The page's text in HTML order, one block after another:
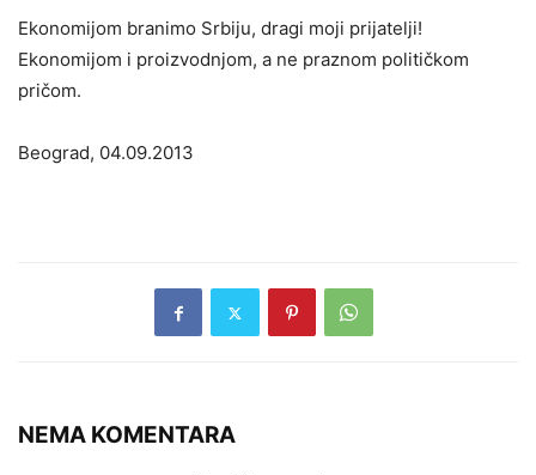
Ekonomijom branimo Srbiju, dragi moji prijatelji!
Ekonomijom i proizvodnjom, a ne praznom političkom
pričom.
Beograd, 04.09.2013
NEMA KOMENTARA